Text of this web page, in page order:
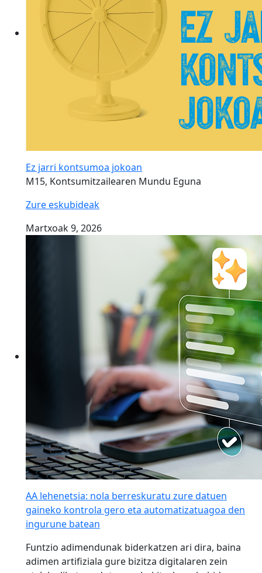
Ez jarri kontsumoa jokoan
M15, Kontsumitzailearen Mundu Eguna
Zure eskubideak
Martxoak 9, 2026
AA lehenetsia: nola berreskuratu zure datuen
gaineko kontrola gero eta automatizatuagoa den
ingurune batean
Funtzio adimendunak biderkatzen ari dira, baina
adimen artifiziala gure bizitza digitalaren zein